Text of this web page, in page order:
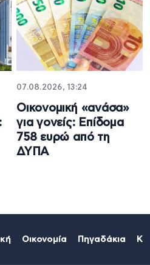
07.08.2026, 13:24
Oικονομική «ανάσα»
για γονείς: Επίδομα
758 ευρώ από τη
ΔΥΠΑ
Οικονομία Πηγαδάκια